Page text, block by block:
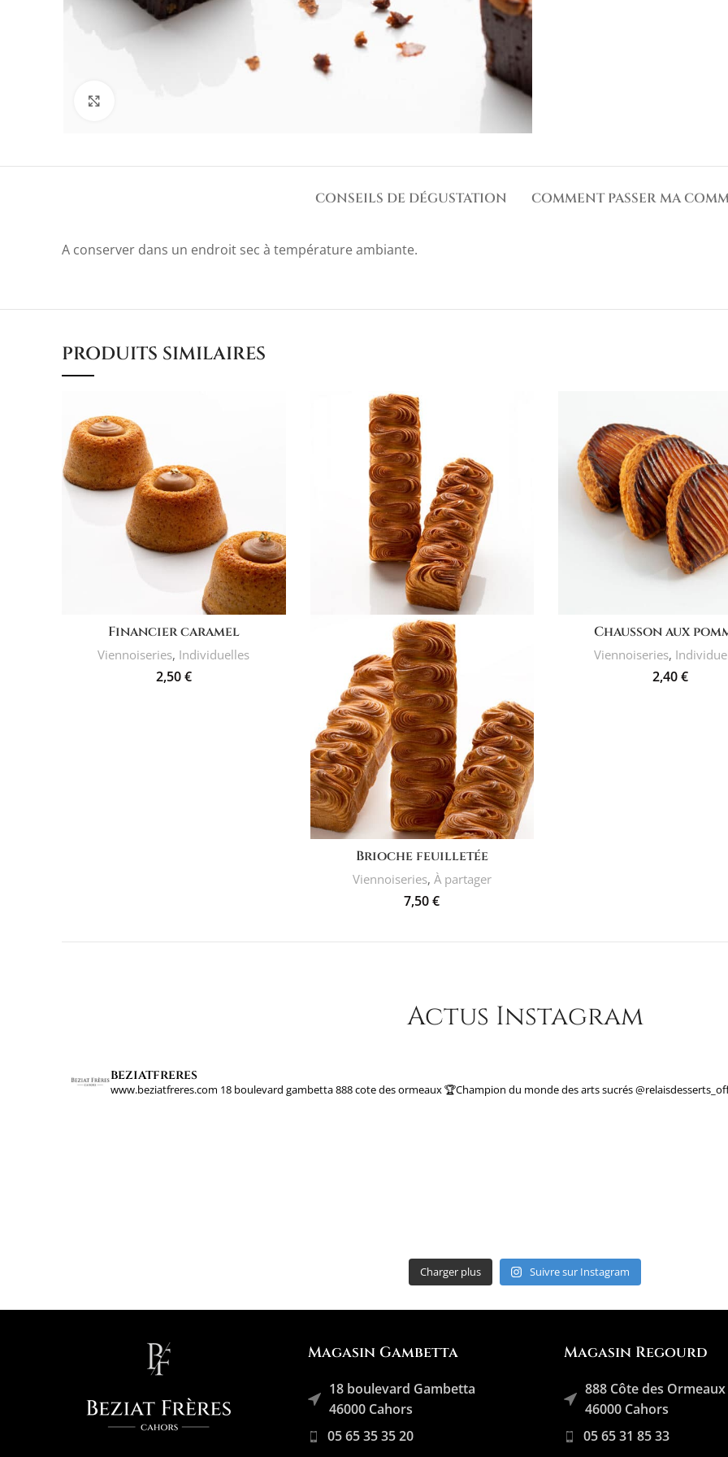
CONSEILS DE DÉGUSTATION COMMENT PASSER MA
A conserver dans un endroit sec à température ambiante.
PRODUITS SIMILAIRES
Financier caramel
Viennoiseries, Individuelles
2,50€
AJOUTER AU PANIER
Brioche feuilletée
Viennoiseries, À partager
7,50€
Chausson aux
Viennoiseries,
2,40€
Actus Instagram
beziatfreres
www.beziatfreres.com 18 boulevard gambetta888 cote des ormeaux🏆Champion du monde des arts sucrés
Charger plus Suivre sur Instagram
Magasin Gambetta
18 boulevard Gambetta
46000 Cahors
05 65 35 35 20
Magasin Regourd
888 Côte des Ormeaux
46000 Cahors
05 65 31 85 33